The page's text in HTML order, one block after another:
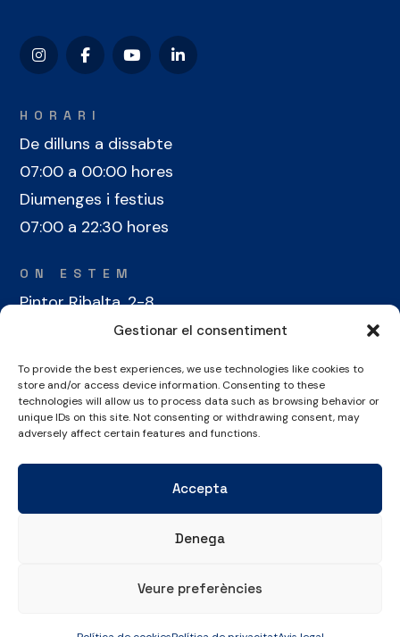
Gestionar el consentiment
To provide the best experiences, we use technologies like cookies to
store and/or access device information. Consenting to these
technologies will allow us to process data such as browsing behavior or
unique IDs on this site. Not consenting or withdrawing consent, may
adversely affect certain features and functions.
Accepta
Denega
Veure preferències
HORARI
De dilluns a dissabte
07:00 a 00:00 hores
Diumenges i festius
07:00 a 22:30 hores
ON ESTEM
Pintor Ribalta, 2-8
08028 Barcelona
CONTACTE
+34 934 486 350
cel@laieta.cat